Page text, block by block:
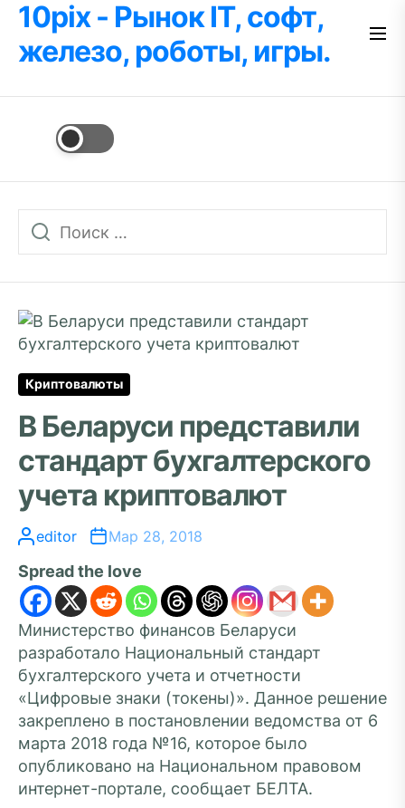
Перейти
содержимому
10pix - Рынок IT, софт,
железо, роботы, игры.
Криптовалюты
В Беларуси представили
стандарт бухгалтерского
учета криптовалют
editor Мар 28, 2018
Spread the love
Министерство финансов Беларуси
разработало Национальный стандарт
бухгалтерского учета и отчетности
«Цифровые знаки (токены)». Данное решение
закреплено в постановлении ведомства от 6
марта 2018 года №16, которое было
опубликовано на Национальном правовом
интернет-портале, сообщает БЕЛТА.